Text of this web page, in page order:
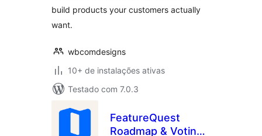
build products your customers actually
want.
wbcomdesigns
10+ de instalações ativas
Testado com 7.0.3
FeatureQuest
Roadmap & Voting